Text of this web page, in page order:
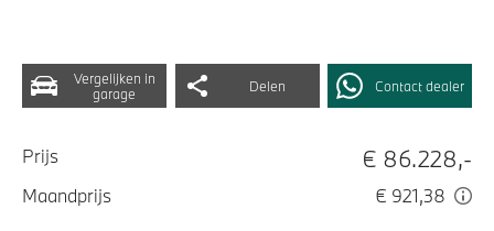
Vergelijken in
garage
Delen Contact dealer
Prijs € 86.228,-
Maandprijs € 921,38